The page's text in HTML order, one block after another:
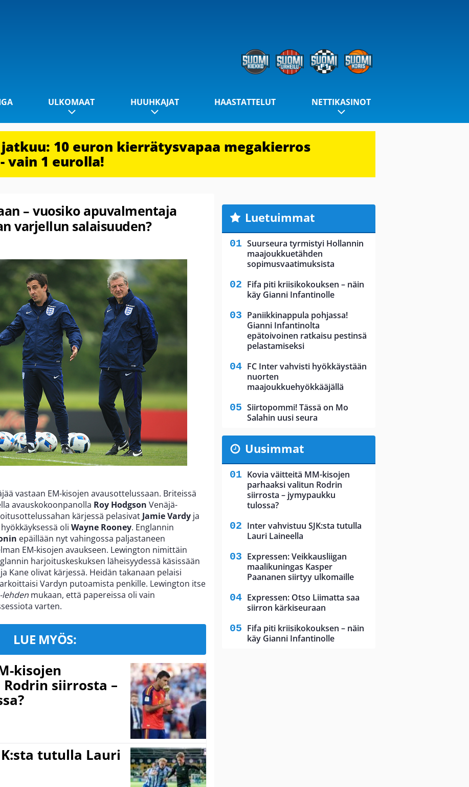
ULKOMAAT HUUHKAJAT HAASTATTELUT NETTIKASINOT
10 euron kierrätysvapaa megakierros
vain 1 eurolla!
– vuosiko apuvalmentaja
varjellun salaisuuden?
vastaan EM-kisojen avausottelussaan. Briteissä
avauskokoonpanolla Roy Hodgson Venäjä-
kärjessä pelasivat Jamie Vardy ja
oli Wayne Rooney. Englannin
epäillään nyt vahingossa paljastaneen
EM-kisojen avaukseen. Lewington nimittäin
harjoituskeskuksen läheisyydessä käsissään
Kane olivat kärjessä. Heidän takanaan pelaisi
Vardyn putoamista penkille. Lewington itse
lehden mukaan, että papereissa oli vain
varten.
LUE MYÖS:
kisojen
siirrosta –
tutulla Lauri
Luetuimmat
Suurseura tyrmistyi Hollannin
maajoukkuetähden
sopimusvaatimuksista
Fifa piti kriisikokouksen – näin
käy Gianni Infantinolle
Paniikkinappula pohjassa!
Gianni Infantinolta
epätoivoinen ratkaisu pestinsä
pelastamiseksi
FC Inter vahvisti hyökkäystään
nuorten
maajoukkuehyökkääjällä
Siirtopommi! Tässä on Mo
Salahin uusi seura
Uusimmat
Kovia väitteitä MM-kisojen
parhaaksi valitun Rodrin
siirrosta – jymypaukku
tulossa?
Inter vahvistuu SJK:sta tutulla
Lauri Laineella
Expressen: Veikkausliigan
maalikuningas Kasper
Paananen siirtyy ulkomaille
Expressen: Otso Liimatta saa
siirron kärkiseuraan
Fifa piti kriisikokouksen – näin
käy Gianni Infantinolle